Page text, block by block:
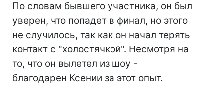
По словам бывшего участника, он был
уверен, что попадет в финал, но этого
не случилось, так как он начал терять
контакт с "холостячкой". Несмотря на
то, что он вылетел из шоу -
благодарен Ксении за этот опыт.